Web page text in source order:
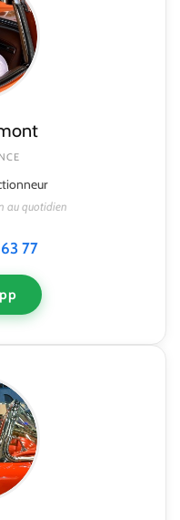
au quotidien
77